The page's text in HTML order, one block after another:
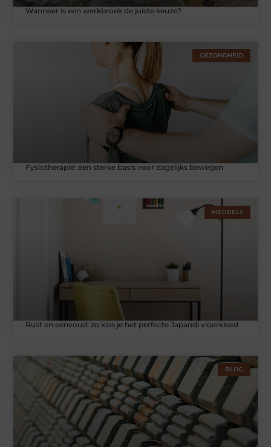
Wanneer is een werkbroek de juiste keuze?
GEZONDHEID
Fysiotherapie: een sterke basis voor dagelijks bewegen
MEUBELS
Rust en eenvoud: zo kies je het perfecte Japandi vloerkleed
BLOG